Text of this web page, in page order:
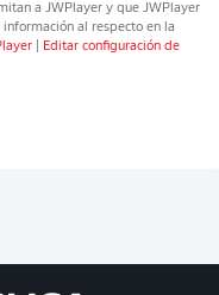
a JWPlayery que JWPlayer
al respecto en la
Editar configuración de